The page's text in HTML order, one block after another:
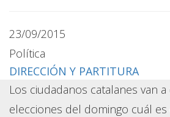
23/09/2015
Política
DIRECCIÓN Y PARTITURA
Los ciudadanos catalanes van
elecciones del domingo cuál